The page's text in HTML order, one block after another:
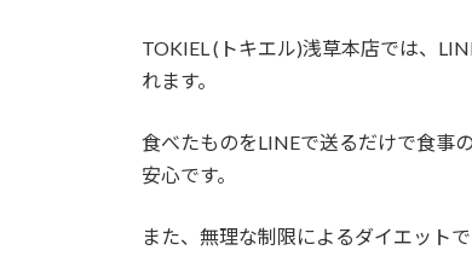
TOKIEL (トキエル)浅草本店では、
れます。
食べたものをLINEで送るだけで食事
安心です。
また、無理な制限によるダイエット